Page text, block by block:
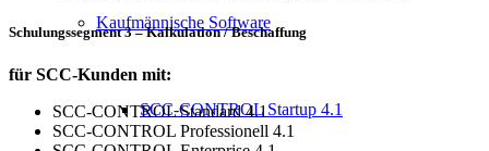
Kaufmännische Software
SCC-CONTROL Startup 4.1
Schulungssegment 3 – Kalkulation / Beschaffung
für SCC-Kunden mit:
SCC-CONTROL Standard 4.1
SCC-CONTROL Professionell 4.1